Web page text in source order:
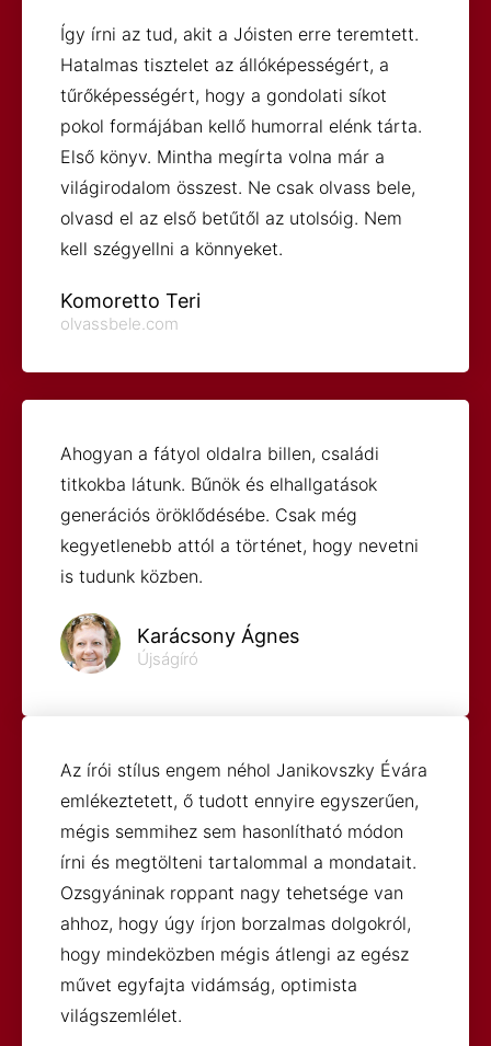
Így írni az tud, akit a Jóisten erre teremtett.
Hatalmas tisztelet az állóképességért, a
tűrőképességért, hogy a gondolati síkot
pokol formájában kellő humorral elénk tárta.
Első könyv. Mintha megírta volna már a
világirodalom összest. Ne csak olvass bele,
olvasd el az első betűtől az utolsóig. Nem
kell szégyellni a könnyeket.
Komoretto Teri
olvassbele.com
Ahogyan a fátyol oldalra billen, családi
titkokba látunk. Bűnök és elhallgatások
generációs öröklődésébe. Csak még
kegyetlenebb attól a történet, hogy nevetni
is tudunk közben.
Karácsony Ágnes
Újságíró
Az írói stílus engem néhol Janikovszky Évára
emlékeztetett, ő tudott ennyire egyszerűen,
mégis semmihez sem hasonlítható módon
írni és megtölteni tartalommal a mondatait.
Ozsgyáninak roppant nagy tehetsége van
ahhoz, hogy úgy írjon borzalmas dolgokról,
hogy mindeközben mégis átlengi az egész
művet egyfajta vidámság, optimista
világszemlélet.